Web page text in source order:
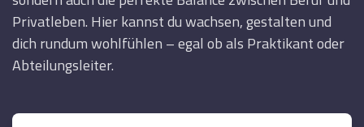
Privatleben. Hier kannst du wachsen, gestalten und
dich rundum wohlfühlen – egal ob als Praktikant oder
Abteilungsleiter.